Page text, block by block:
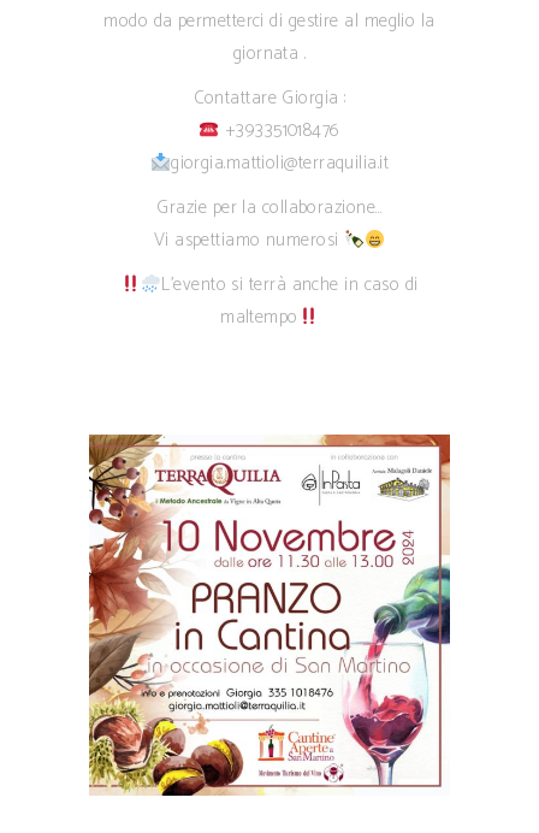
modo da permetterci di gestire al meglio la
giornata .
Contattare Giorgia :
+393351018476
giorgia.mattioli@terraquilia.it
Grazie per la collaborazione…
Vi aspettiamo numerosi
L’evento si terrà anche in caso di
maltempo